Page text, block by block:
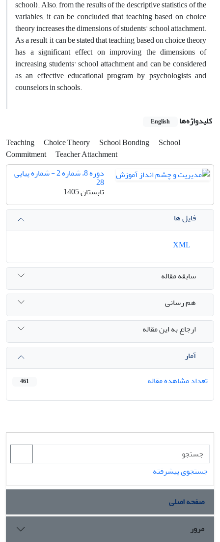
school). Also, from the results of the descriptive statistics of the
variables, it can be concluded that teaching based on choice
theory increases the dimensions of students' school attachment.
As a result, it can be stated that teaching based on choice theory
has a significant effect on improving the dimensions of
increasing students' school attachment and can be considered
as an effective educational program by psychologists and
counselors in schools.
کلیدواژه‌ها English
Teaching Choice Theory School Bonding
School
Commitment Teacher Attachment
دوره 8، شماره 2 - شماره پیاپی
28
تابستان 1405
فایل ها
سابقه مقاله
هم رسانی
ارجاع به این مقاله
آمار
تعداد مشاهده مقاله
461
جستجوی پیشرفته
صفحه اصلی
مرور